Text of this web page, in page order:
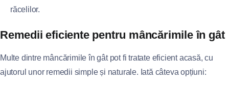
răcelilor.
Remedii eficiente pentru mâncărimile în gât
Multe dintre mâncărimile în gât pot fi tratate eficient acasă, cu
ajutorul unor remedii simple și naturale. Iată câteva opțiuni: